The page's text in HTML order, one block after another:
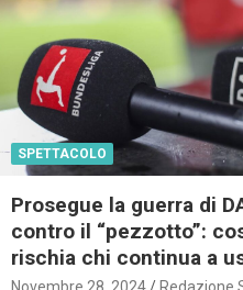
SPETTACOLO
Prosegue la guerra di
contro il “pezzotto”:
rischia chi continua a